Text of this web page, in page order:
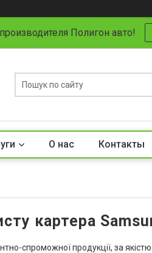
Полигон авто!
О нас Контакты
картера
спроможної продукції, за